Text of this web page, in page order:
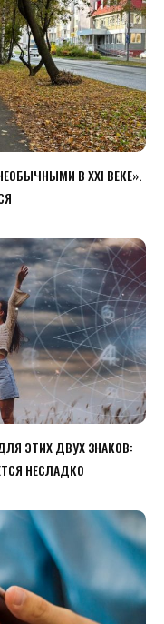
В XXI ВЕКЕ».
ЭТИХ ДВУХ ЗНАКОВ:
НЕСЛАДКО